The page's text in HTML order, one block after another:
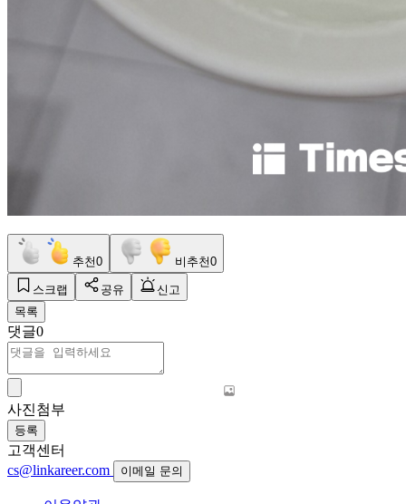
추천0 비추천0
스크랩 공유
신고
목록
댓글0
사진첨부
등록
고객센터
cs@linkareer.com
이메일 문의